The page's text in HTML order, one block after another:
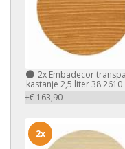
2x Embadecor
kastanje 2,5 liter 38.2610
+€ 163,90
2x